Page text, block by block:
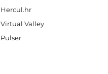
Hercul.hr
Virtual Valley
Pulser